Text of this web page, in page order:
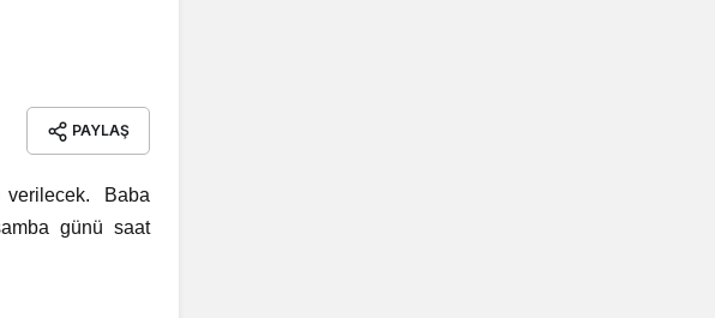
PAYLAŞ
verilecek. Baba
günü saat